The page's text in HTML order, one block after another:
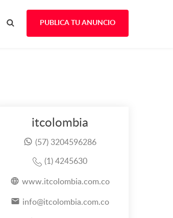
PUBLICA TU ANUNCIO
itcolombia
(57) 3204596286
(1) 4245630
www.itcolombia.com.co
info@itcolombia.com.co